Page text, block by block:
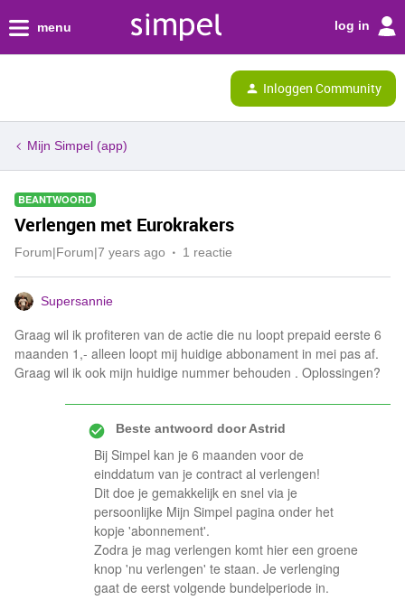
menu log in
Inloggen Community
Mijn Simpel (app)
BEANTWOORD
Verlengen met Eurokrakers
Forum|Forum|7 years ago 1 reactie
Supersannie
Graag wil ik profiteren van de actie die nu loopt prepaid eerste 6
maanden 1,- alleen loopt mij huidige abbonament in mei pas af.
Graag wil ik ook mijn huidige nummer behouden . Oplossingen?
Beste antwoord doorAstrid
Bij Simpel kan je 6 maanden voor de
einddatum van je contract al verlengen!
Dit doe je gemakkelijk en snel via je
persoonlijke Mijn Simpel pagina onder het
kopje 'abonnement'.
Zodra je mag verlengen komt hier een groene
knop 'nu verlengen' te staan. Je verlenging
gaat de eerst volgende bundelperiode in.